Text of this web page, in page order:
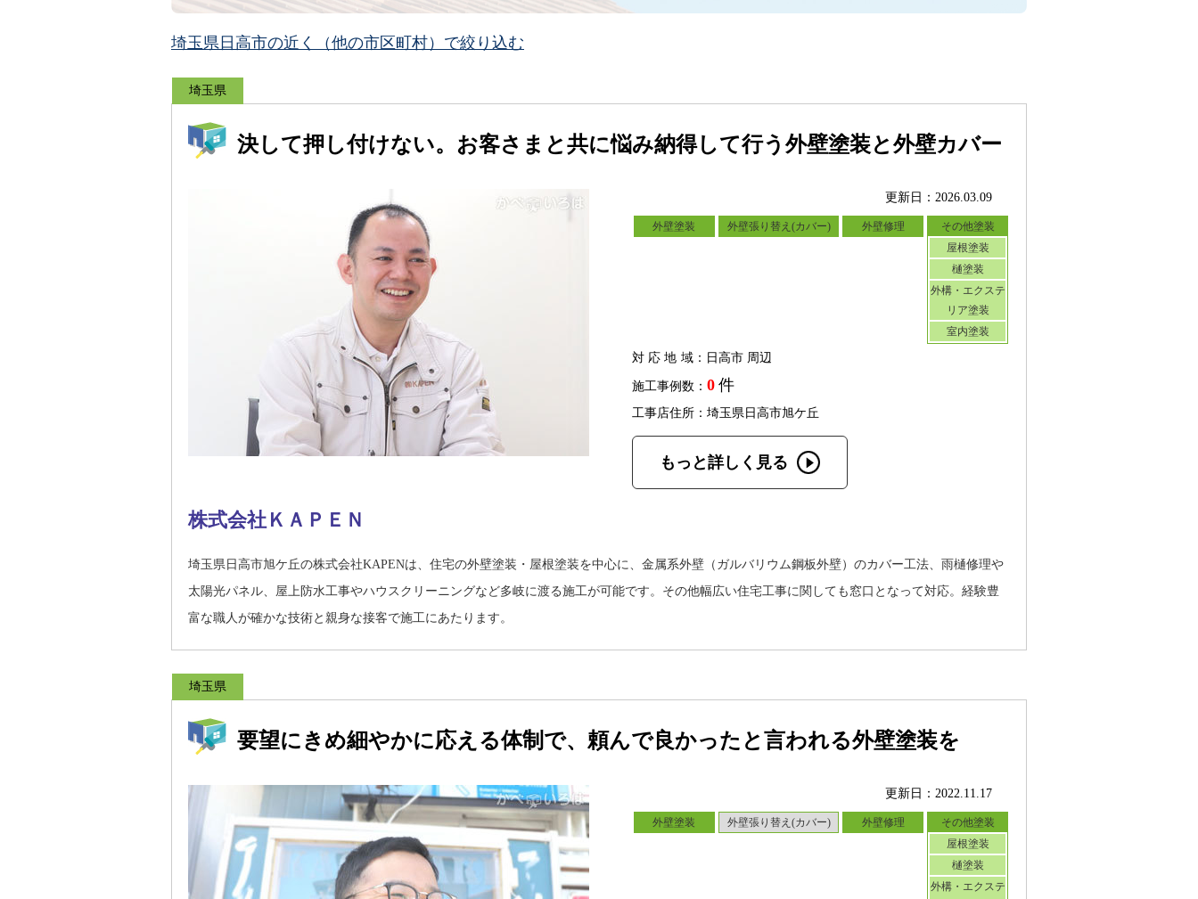
埼玉県日高市の近く（他の市区町村）で絞り込む
埼玉県
決して押し付けない。お客さまと共に悩み納得して行う外壁塗装と外壁カバー
更新日：2026.03.09
外壁塗装 外壁張り替え(カバー) 外壁修理
その他塗装
屋根塗装
樋塗装
外構・エクステ
リア塗装
室内塗装
対応地域：日高市 周辺
施工事例数： 0 件
工事店住所：埼玉県日高市旭ケ丘
もっと詳しく見る
株式会社ＫＡＰＥＮ
埼玉県日高市旭ケ丘の株式会社KAPENは、住宅の外壁塗装・屋根塗装を中心に、金属系外壁（ガルバリウム鋼板外壁）のカバー工法、雨樋修理や
太陽光パネル、屋上防水工事やハウスクリーニングなど多岐に渡る施工が可能です。その他幅広い住宅工事に関しても窓口となって対応。経験豊
富な職人が確かな技術と親身な接客で施工にあたります。
埼玉県
要望にきめ細やかに応える体制で、頼んで良かったと言われる外壁塗装を
更新日：2022.11.17
外壁塗装 外壁張り替え(カバー) 外壁修理
その他塗装
屋根塗装
樋塗装
外構・エクステ